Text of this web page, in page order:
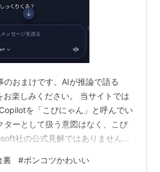
のおまけです。AIが推論で語る
お楽しみください。 当サイトでは
を「こぴにゃん」と呼んでい
ターとして扱う意図はなく、こぴ
社の公式見解ではありません。
そう呼んでる）が「せっかちAI」
裏 #ポンコツかわいい